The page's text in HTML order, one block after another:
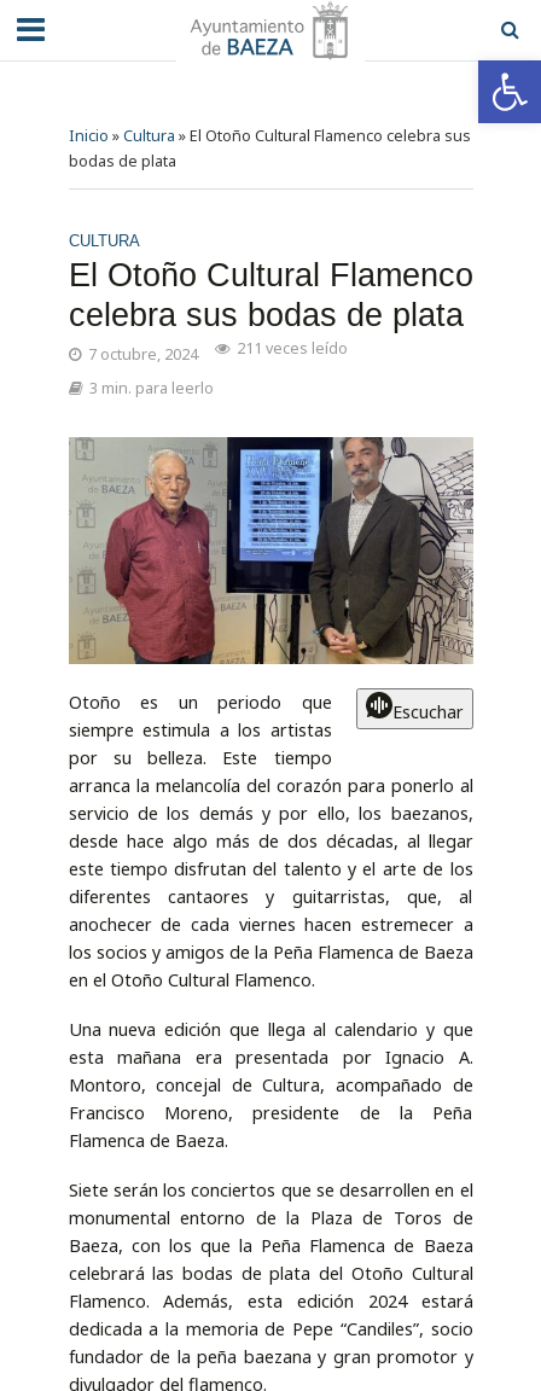
Inicio »Cultura »El Otoño Cultural Flamenco celebra sus
bodas de plata
CULTURA
El Otoño Cultural Flamenco
celebra sus bodas de plata
7 octubre, 2024
211 veces leído
3 min. para leerlo
Escuchar
Otoño es un periodo que
siempre estimula a los artistas
por su belleza. Este tiempo
arranca la melancolía del corazón para ponerlo al
servicio de los demás y por ello, los baezanos,
desde hace algo más de dos décadas, al llegar
este tiempo disfrutan del talento y el arte de los
diferentes cantaores y guitarristas, que, al
anochecer de cada viernes hacen estremecer a
los socios y amigos de la Peña Flamenca de Baeza
en el Otoño Cultural Flamenco.
Una nueva edición que llega al calendario y que
esta mañana era presentada por Ignacio A.
Montoro, concejal de Cultura, acompañado de
Francisco Moreno, presidente de la Peña
Flamenca de Baeza.
Siete serán los conciertos que se desarrollen en el
monumental entorno de la Plaza de Toros de
Baeza, con los que la Peña Flamenca de Baeza
celebrará las bodas de plata del Otoño Cultural
Flamenco. Además, esta edición 2024 estará
dedicada a la memoria de Pepe “Candiles”, socio
fundador de la peña baezana y gran promotor y
divulgador del flamenco.
Abrir barra de herramientas